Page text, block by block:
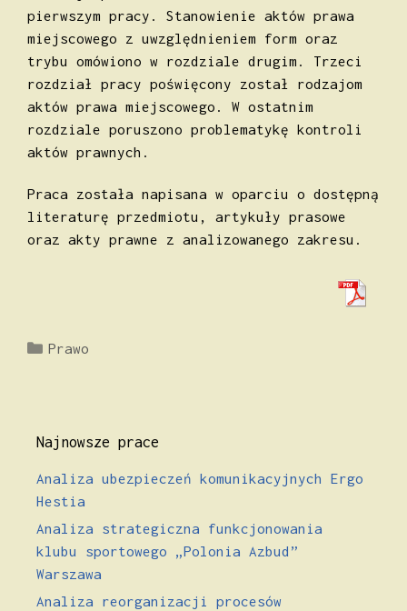
pierwszym pracy. Stanowienie aktów prawa
miejscowego z uwzględnieniem form oraz
trybu omówiono w rozdziale drugim. Trzeci
rozdział pracy poświęcony został rodzajom
aktów prawa miejscowego. W ostatnim
rozdziale poruszono problematykę kontroli
aktów prawnych.
Praca została napisana w oparciu o dostępną
literaturę przedmiotu, artykuły prasowe
oraz akty prawne z analizowanego zakresu.
Kategorie
Prawo
Najnowsze prace
Analiza ubezpieczeń komunikacyjnych Ergo
Hestia
Analiza strategiczna funkcjonowania
klubu sportowego „Polonia Azbud”
Warszawa
Analiza reorganizacji procesów